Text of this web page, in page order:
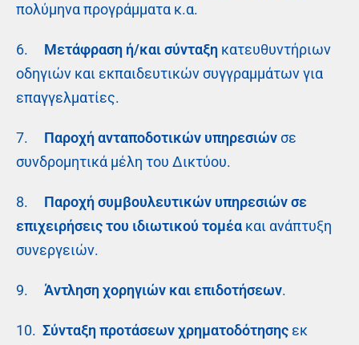
πολύμηνα προγράμματα κ.α.
6. Μετάφραση ή/και σύνταξη κατευθυντήριων
οδηγιών και εκπαιδευτικών συγγραμμάτων για
επαγγελματίες.
7. Παροχή ανταποδοτικών υπηρεσιώνσε
συνδρομητικά μέλη του Δικτύου.
8. Παροχή συμβουλευτικών υπηρεσιών σε
επιχειρήσεις του ιδιωτικού τομέα και ανάπτυξη
συνεργειών.
9. Άντληση χορηγιών και επιδοτήσεων.
10. Σύνταξη προτάσεων χρηματοδότησης εκ